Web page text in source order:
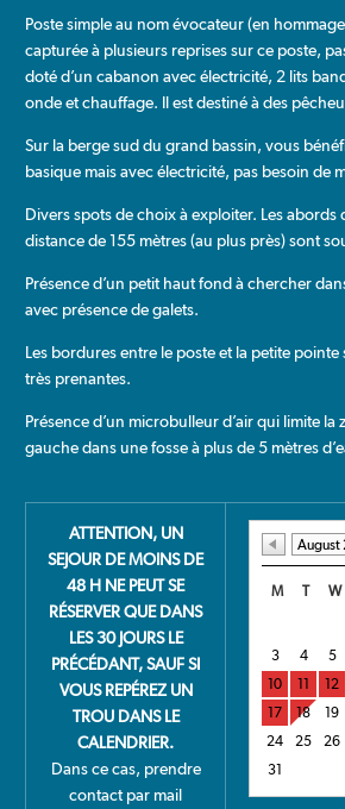
Poste simple au nom évocateur (en
capturée à plusieurs reprises sur ce poste,
doté d’un cabanon avec électricité, 2 lits
onde et chauffage. Il est destiné à des
Sur la berge sud du grand bassin, vous
basique mais avec électricité, pas besoin de
Divers spots de choix à exploiter. Les abords
distance de 155 mètres (au plus près) sont
Présence d’un petit haut fond à chercher
avec présence de galets.
Les bordures entre le poste et la petite
très prenantes.
Présence d’un microbulleur d’air qui limite la
gauche dans une fosse à plus de 5 mètres
ATTENTION, UN
SEJOUR DE MOINS DE
48 H NE PEUT SE
RÉSERVER QUE DANS
LES 30 JOURS LE
PRÉCÉDANT, SAUF SI
VOUS REPÉREZ UN
TROU DANS LE
CALENDRIER.
Dans ce cas, prendre
contact par mail
August
M T W
3
4 5
10
11 12
17
18 19
24
25 26
31